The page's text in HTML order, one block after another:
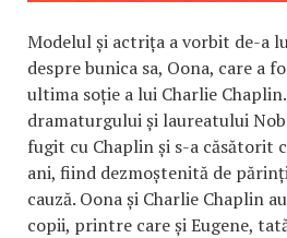
Modelul și actrița a vorbit de-a
despre bunica sa, Oona, care a
ultima soție a lui Charlie
dramaturgului și laureatului
fugit cu Chaplin și s-a căsătorit
ani, fiind dezmoștenită de
cauză. Oona și Charlie Chaplin
copii, printre care și Eugene,